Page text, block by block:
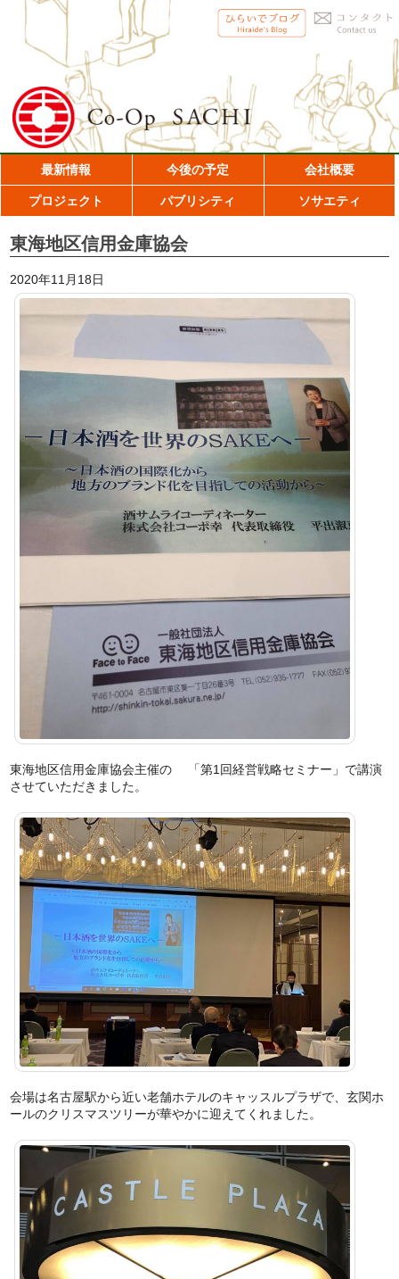
最新情報 今後の予定 会社概要
プロジェクト パブリシティ ソサエティ
東海地区信用金庫協会
2020年11月18日
東海地区信用金庫協会主催の 「第1回経営戦略セミナー」で講演
させていただきました。
会場は名古屋駅から近い老舗ホテルのキャッスルプラザで、玄関ホ
ールのクリスマスツリーが華やかに迎えてくれました。